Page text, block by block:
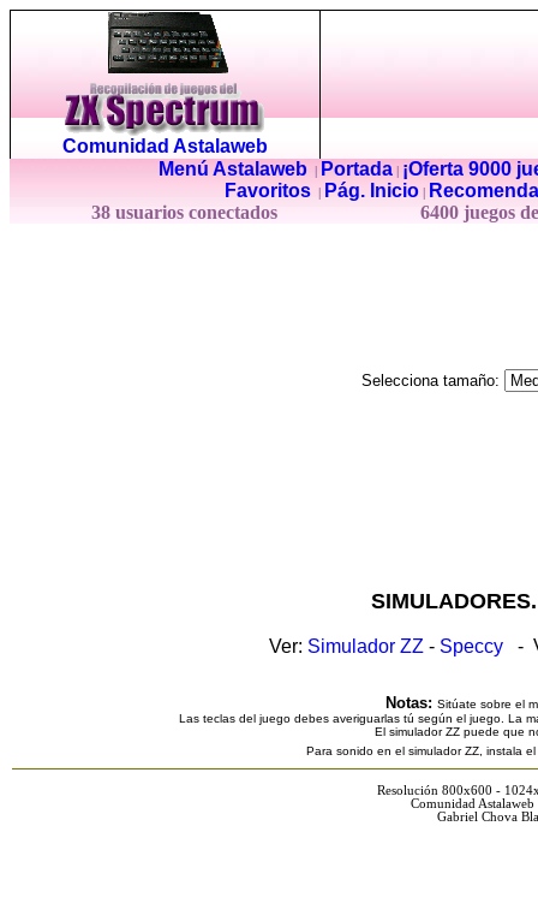
Comunidad Astalaweb
Menú Astalaweb| Portada|
¡Oferta 9000
Favoritos
Pág. Inicio
38 usuarios conectados
6400 juegos
Selecciona tamaño:
Ver: Simulador ZZ - Speccy -
Notas: Sitúate sobre el
Las teclas del juego debes averiguarlas tú según el juego. La
El simulador ZZ puede que
Para sonido en el simulador ZZ, instala
Resolución 800x600 -
Comunidad
Gabriel Chova